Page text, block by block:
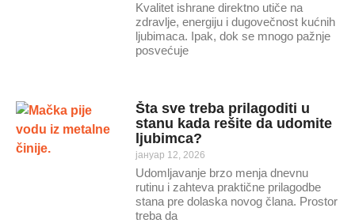
Kvalitet ishrane direktno utiče na
zdravlje, energiju i dugovečnost kućnih
ljubimaca. Ipak, dok se mnogo pažnje
posvećuje
Šta sve treba prilagoditi u
stanu kada rešite da udomite
ljubimca?
јануар 12, 2026
Udomljavanje brzo menja dnevnu
rutinu i zahteva praktične prilagodbe
stana pre dolaska novog člana. Prostor
treba da